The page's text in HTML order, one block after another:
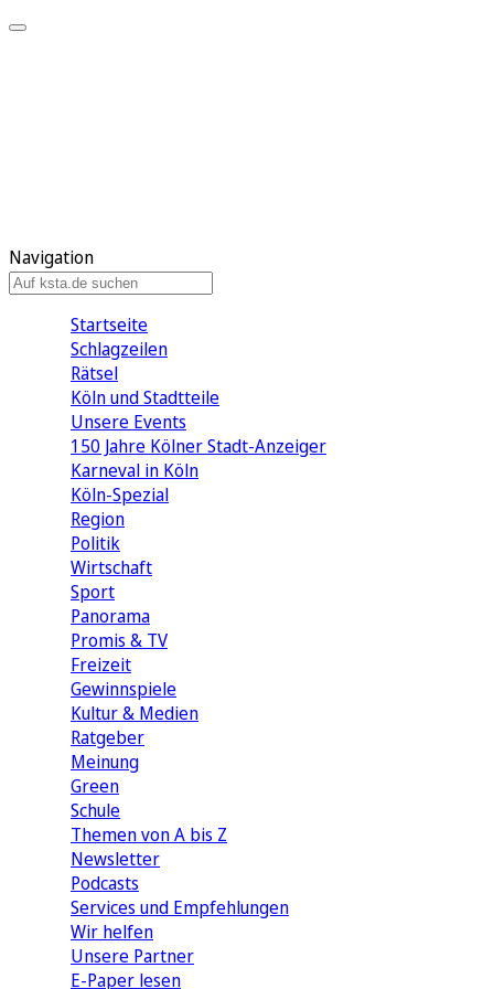
Navigation
Startseite
Schlagzeilen
Rätsel
Köln und Stadtteile
Unsere Events
150 Jahre Kölner Stadt-Anzeiger
Karneval in Köln
Köln-Spezial
Region
Politik
Wirtschaft
Sport
Panorama
Promis & TV
Freizeit
Gewinnspiele
Kultur & Medien
Ratgeber
Meinung
Green
Schule
Themen von A bis Z
Newsletter
Podcasts
Services und Empfehlungen
Wir helfen
Unsere Partner
E-Paper lesen